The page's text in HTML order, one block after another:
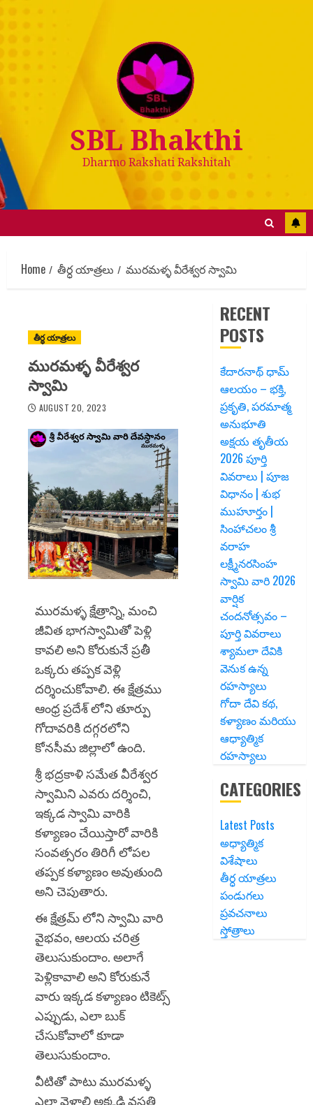
SBL Bhakthi
Dharmo Rakshati Rakshitah
Home తీర్ధ యాత్రలు మురమళ్ళ వీరేశ్వర స్వామి
తీర్ధ యాత్రలు
మురమళ్ళ వీరేశ్వర
స్వామి
AUGUST 20, 2023
మురమళ్ళ క్షేత్రాన్ని, మంచి
జీవిత భాగస్వామితో పెళ్లి
కావలి అని కోరుకునే ప్రతీ
ఒక్కరు తప్పక వెళ్లి
దర్శించుకోవాలి. ఈ క్షేత్రము
ఆంధ్ర ప్రదేశ్ లోని తూర్పు
గోదావరికి దగ్గరలోని
కోనసీమ జిల్లాలో ఉంది.
శ్రీ భద్రకాళి సమేత వీరేశ్వర
స్వామిని ఎవరు దర్శించి,
ఇక్కడ స్వామి వారికి
కళ్యాణం చేయిస్తారో వారికి
సంవత్సరం తిరిగీ లోపల
తప్పక కళ్యాణం అవుతుంది
అని చెపుతారు.
ఈక్షేత్రమ్ లోని స్వామి వారి
వైభవం, ఆలయ చరిత్ర
తెలుసుకుందాం. అలాగే
పెళ్లికావాలి అని కోరుకునే
వారు ఇక్కడ కళ్యాణం టికెట్స్
ఎప్పుడు, ఎలా బుక్
చేసుకోవాలో కూడా
తెలుసుకుందాం.
వీటితో పాటు మురమళ్ళ
ఎలా వెళ్లాలి అక్కడి వసతి
RECENT
POSTS
కేదారనాథ్ ధామ్
ఆలయం – భక్తి,
ప్రకృతి, పరమాత్మ
అనుభూతి
అక్షయ తృతీయ
2026 పూర్తి
వివరాలు | పూజ
విధానం | శుభ
ముహూర్తం |
సింహాచలం శ్రీ
వరాహ
లక్ష్మీనరసింహ
స్వామి వారి 2026
వార్షిక
చందనోత్సవం –
పూర్తి వివరాలు
శ్యామలా దేవికి
వెనుక ఉన్న
రహస్యాలు
గోదా దేవి కథ,
కళ్యాణం మరియు
ఆధ్యాత్మిక
రహస్యాలు
CATEGORIES
Latest Posts
అధ్యాత్మిక
విశేషాలు
తీర్ధ యాత్రలు
పండుగలు
ప్రవచనాలు
స్తోత్రాలు